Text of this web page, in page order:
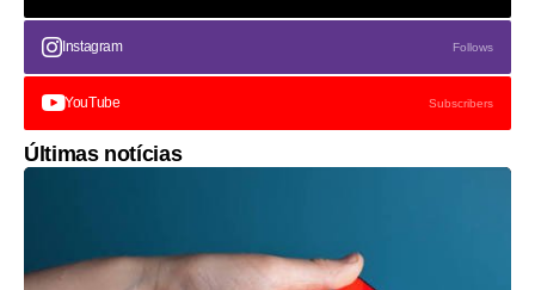
Instagram Follows
YouTube Subscribers
Últimas notícias